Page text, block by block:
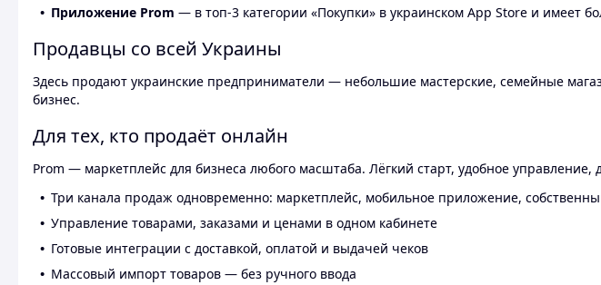
Приложение Prom — в топ-3 категории «Покупки» в украинском App Store и имеет
Продавцы со всей Украины
Здесь продают украинские предприниматели — небольшие мастерские, семейные
бизнес.
Для тех, кто продаёт онлайн
Prom — маркетплейс для бизнеса любого масштаба. Лёгкий старт, удобное управление,
Три канала продаж одновременно: маркетплейс, мобильное приложение,
Управление товарами, заказами и ценами в одном кабинете
Готовые интеграции с доставкой, оплатой и выдачей чеков
Массовый импорт товаров — без ручного ввода